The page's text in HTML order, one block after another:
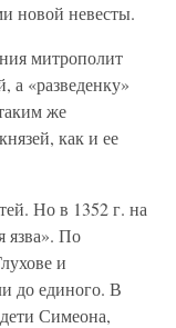
новой невесты.
митрополит
а «разведенку»
же
как и ее
Но в 1352 г. на
язва». По
и
до единого. В
Симеона,